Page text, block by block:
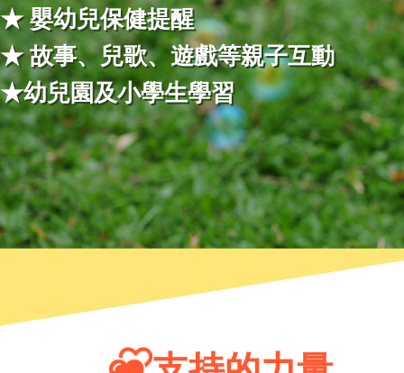
★ 嬰幼兒保健提醒
★ 故事、兒歌、遊戲等親子互動
★幼兒園及小學生學習